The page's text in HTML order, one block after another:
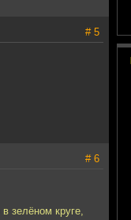
# 5
# 6
зелёном круге,